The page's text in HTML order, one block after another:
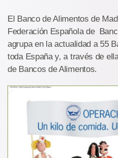
El Banco de Alimentos de
Federación Española de
agrupa en la actualidad a 55
toda España y, a través de
de Bancos de Alimentos.